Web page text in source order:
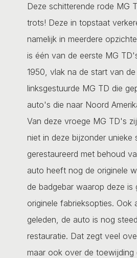
Deze schitterende rode MG
trots! Deze in topstaat
namelijk in meerdere
is één van de eerste MG
1950, vlak na de start van
linksgestuurde MG TD die
auto's die naar Noord
Van deze vroege MG TD's
niet in deze bijzonder unieke
gerestaureerd met behoud
auto heeft nog de originele
de badgebar waarop deze
originele fabrieksopties. Ook
geleden, de auto is nog
restauratie. Dat zegt veel
maar ook over de toewijding